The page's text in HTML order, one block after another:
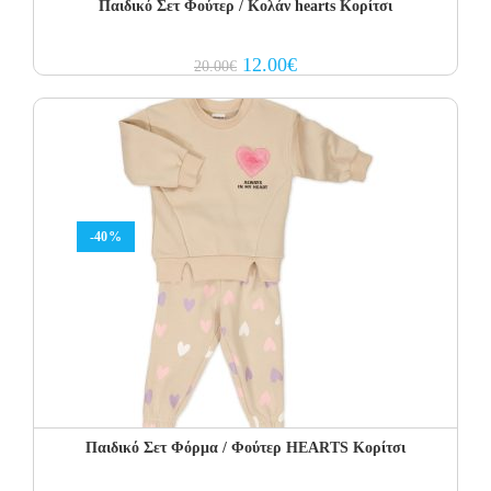
Παιδικό Σετ Φούτερ / Κολάν hearts Κορίτσι
20.00€ Original
price
20.00€.
12.00€Current
price
12.00€.
-40%
Παιδικό Σετ Φόρμα / Φούτερ HEARTS Κορίτσι